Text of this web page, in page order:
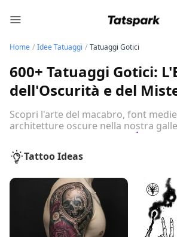
Home / Idee Tatuaggi / Tatuaggi Gotici
600+ Tatuaggi Gotici:
dell'Oscurità e del
Scopri l'arte del macabro, font
architetture oscure nella nostra
Tattoo Ideas